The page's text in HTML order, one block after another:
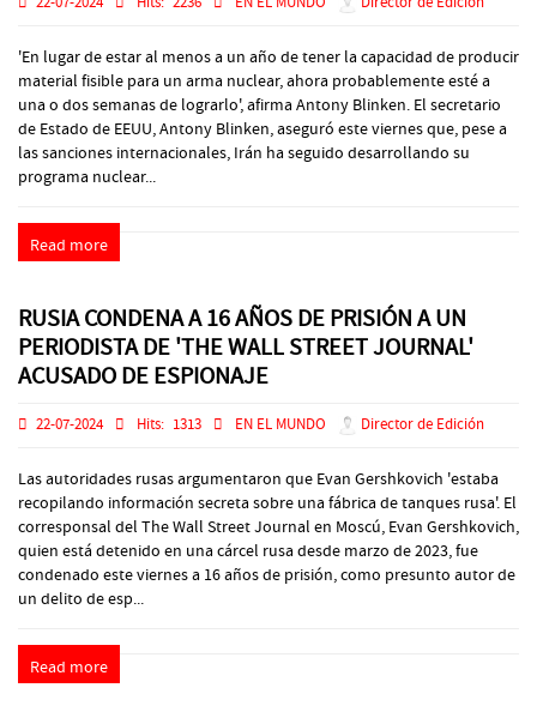
'En lugar de estar al menos a un año de tener la capacidad de producir
material fisible para un arma nuclear, ahora probablemente esté a
una o dos semanas de lograrlo', afirma Antony Blinken. El secretario
de Estado de EEUU, Antony Blinken, aseguró este viernes que, pese a
las sanciones internacionales, Irán ha seguido desarrollando su
programa nuclear...
Read more
RUSIA CONDENA A 16 AÑOS DE PRISIÓN A UN
PERIODISTA DE 'THE WALL STREET JOURNAL'
ACUSADO DE ESPIONAJE
22-07-2024 Hits: 1313 EN EL MUNDO Director de Edición
Las autoridades rusas argumentaron que Evan Gershkovich 'estaba
recopilando información secreta sobre una fábrica de tanques rusa'. El
corresponsal del The Wall Street Journal en Moscú, Evan Gershkovich,
quien está detenido en una cárcel rusa desde marzo de 2023, fue
condenado este viernes a 16 años de prisión, como presunto autor de
un delito de esp...
Read more